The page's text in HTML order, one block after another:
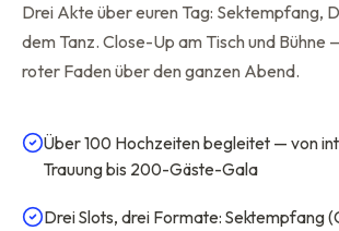
Drei Akte über euren Tag: Sektempfang,
dem Tanz. Close-Up am Tisch und Bühne
roter Faden über den ganzen Abend.
Über 100 Hochzeiten begleitet — von
Trauung bis 200-Gäste-Gala
Drei Slots, drei Formate: Sektempfang